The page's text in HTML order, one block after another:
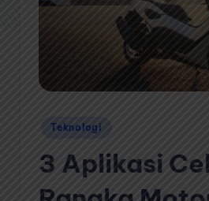
Posted
Teknologi
3 Aplikasi